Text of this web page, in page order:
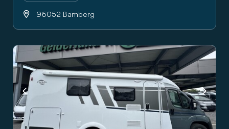
96052 Bamberg
Previous Next